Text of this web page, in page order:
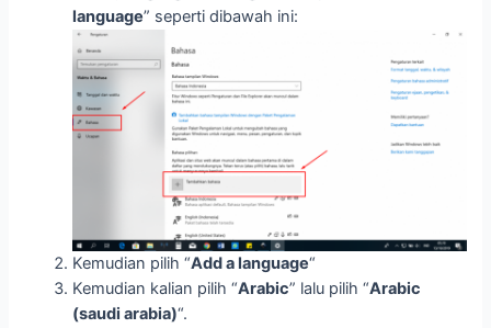
language” seperti dibawah ini:
Kemudian pilih “Add a language“
Kemudian kalian pilih “Arabic” lalu pilih “Arabic
(saudi arabia)“.